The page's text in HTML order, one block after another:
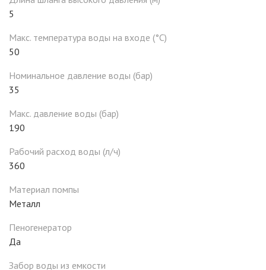
5
Макс. температура воды на входе (°C)
50
Номинальное давление воды (бар)
35
Макс. давление воды (бар)
190
Рабочий расход воды (л/ч)
360
Материал помпы
Металл
Пеногенератор
Да
Забор воды из емкости